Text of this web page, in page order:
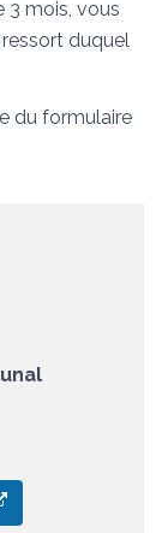
3 mois, vous
duquel
du formulaire